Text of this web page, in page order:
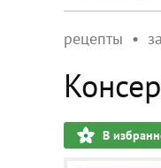
рецепты
В